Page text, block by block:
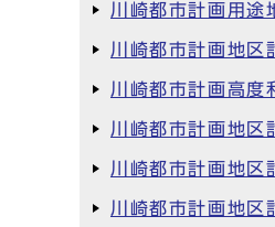
川崎都市計画用
川崎都市計画地
川崎都市計画高
川崎都市計画地
川崎都市計画地
川崎都市計画地